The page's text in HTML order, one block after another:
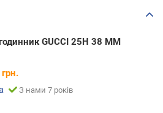
GUCCI 25H 38 MM
грн.
З нами 7 років